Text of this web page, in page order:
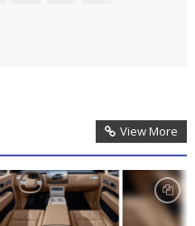
View More